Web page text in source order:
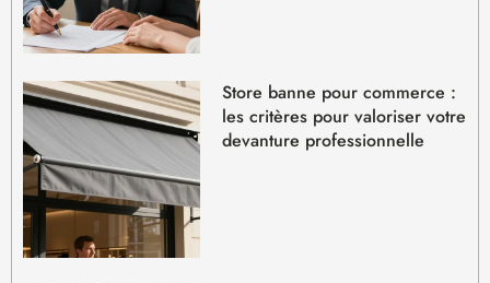
Store banne pour commerce :
les critères pour valoriser votre
devanture professionnelle